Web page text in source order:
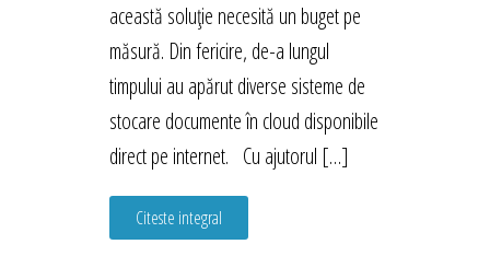
această soluție necesită un buget pe
măsură. Din fericire, de-a lungul
timpului au apărut diverse sisteme de
stocare documente în cloud disponibile
direct pe internet. Cu ajutorul […]
Citeste integral